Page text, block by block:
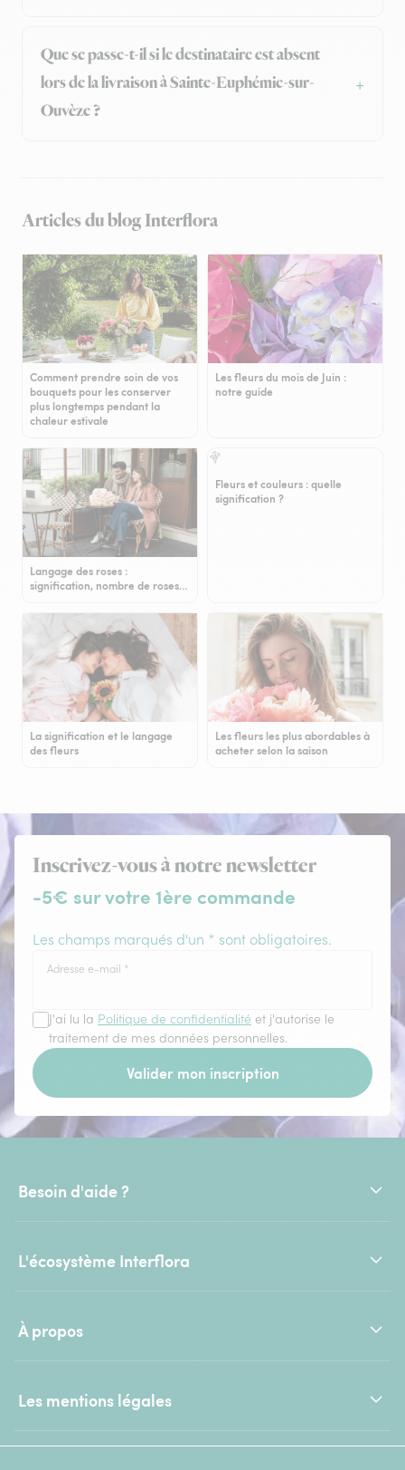
Que se passe-t-il si le destinataire est absent
lors de la livraison à Sainte-Euphémie-sur-
Ouvèze ?
Articles du blog Interflora
Comment prendre soin de vos
bouquets pour les conserver
plus longtemps pendant la
chaleur estivale
Les fleurs du mois de Juin :
notre guide
Langage des roses :
signification, nombre de roses…
Fleurs et couleurs : quelle
signification ?
La signification et le langage
des fleurs
Les fleurs les plus abordables à
acheter selon la saison
Inscrivez-vous à notre newsletter
-5€ sur votre 1ère commande
Les champs marqués d'un * sont obligatoires.
Adresse e-mail *
J'ai lu la Politique de confidentialité et j'autorise le
traitement de mes données personnelles.
Valider mon inscription
Besoin d'aide ?
L'écosystème Interflora
À propos
Les mentions légales